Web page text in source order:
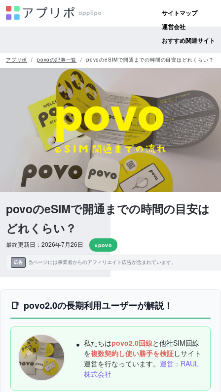
サイトマップ
運営会社
おすすめ関連サイト
アプリポ povoの記事一覧 povoのeSIMで開通までの時間の目安はどれくらい？
povoのeSIMで開通までの時間の目安は
どれくらい？
最終更新日：2026年7月26日 #povo
広告 当ページには事業者からのアフィリエイト広告が含まれています。
povo2.0の長期利用ユーザーが解説！
私たちはpovo2.0回線と他社SIM回線
を複数契約し使い勝手を検証しサイト
運営を行なっています。 運営：RAUL
株式会社